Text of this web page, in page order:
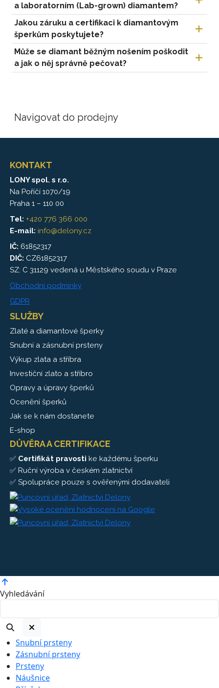
a laboratorním (Lab-grown) diamantem?
Jakou záruku a certifikaci k diamantovým
šperkům poskytujete?
Může se diamant běžným nošením poškodit
a jak o něj správně pečovat?
Navigovat do prodejny
KONTAKT
LONY spol. s r.o.
Na Poříčí 1070/19
Praha 1 – 110 00
Tel: +420 776 366 000
E-mail: info@delony.cz
IČ: 61852317
DIČ: CZ61852317
SZ: C 31129 vedená u Městského soudu v Praze
Obchodní podmínky
GDPR
SLUŽBY
Zlaté a diamantové šperky
Snubní a zásnubní prsteny
Výkup zlata a stříbra
Investiční zlato a stříbro
Opravy a úpravy šperků
Ocenění šperků
Jak se k nám dostanete
E-shop
DŮVĚRA A CERTIFIKACE
✅ Certifikát pravosti ke každému šperku
✅ Ruční výroba v českém zlatnictví
✅ Spolupráce pouze s ověřenými dodavateli
Vyhledávání
Snubní prsteny
Zásnubní prsteny
Prsteny
Náušnice